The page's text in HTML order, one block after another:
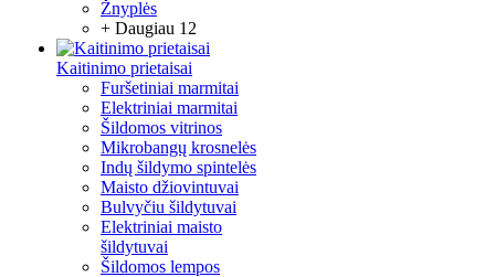
Žnyplės
+ Daugiau 12
Kaitinimo prietaisai
Furšetiniai marmitai
Elektriniai marmitai
Šildomos vitrinos
Mikrobangų krosnelės
Indų šildymo spintelės
Maisto džiovintuvai
Bulvyčiu šildytuvai
Elektriniai maisto
šildytuvai
Šildomos lempos